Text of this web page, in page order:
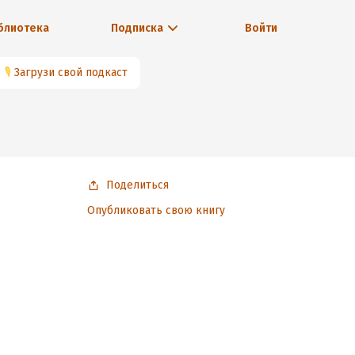
Подписка Войти
🎙 Загрузи свой подкаст
Поделиться
Опубликовать свою книгу